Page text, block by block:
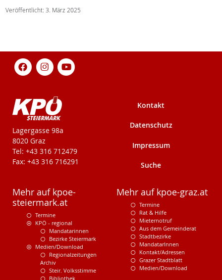
Veröffentlicht: 3. März 2025
KPÖ-Steiermark
Lagergasse 98a
8020 Graz
Tel: +43 316 712479
Fax: +43 316 716291
Kontakt
Datenschutz
Impressum
Suche
Mehr auf kpoe-
steiermark.at
Termine
KPÖ - regional
Mandatarinnen
Bezirke Steiermark
Medien/Download
Regionalzeitungen
Archiv
Steir. Volksstimme
Bibliothek
Mehr auf kpoe-graz.at
Termine
Rat & Hilfe
Mieternotruf
Aus dem Gemeinderat
Stadtbezirke
MandatarInnen
Kontakt/Adressen
Grazer Stadtblatt
Medien/Download